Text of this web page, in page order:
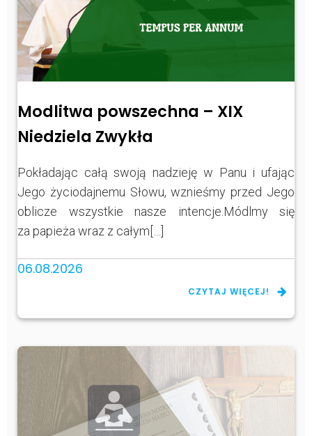
Modlitwa powszechna – XIX
Niedziela Zwykła
Pokładając całą swoją nadzieję w Panu i ufając
Jego życiodajnemu Słowu, wznieśmy przed Jego
oblicze wszystkie nasze intencje.Módlmy się
za papieża wraz z całym[…]
06.08.2026
CZYTAJ WIĘCEJ!